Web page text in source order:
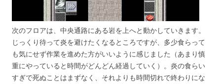
次のフロアは、中央通路にある岩を上へと動かしていきます。
じっくり待って炎を避けたくなるところですが、多少食らって
も気にせず作業を進めた方がいいように感じました（あまり慎
重にやっていると時間がどんどん経過していく）。炎の食らい
すぎで死ぬことはまずなく、それよりも時間切れで終わりにな